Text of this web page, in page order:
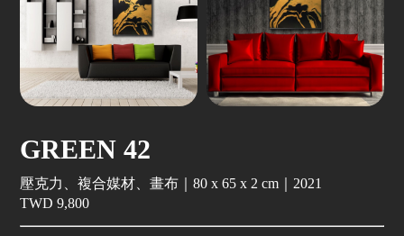
GREEN 42
壓克力、複合媒材、畫布｜80 x 65 x 2 cm｜2021
TWD 9,800